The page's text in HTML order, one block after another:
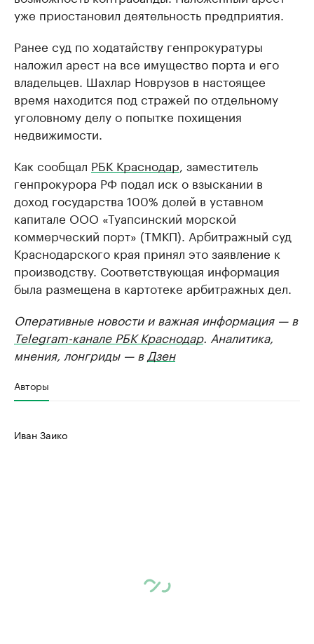
уже приостановил деятельность предприятия.
Ранее суд по ходатайству генпрокуратуры
наложил арест на все имущество порта и его
владельцев. Шахлар Новрузов в настоящее
время находится под стражей по отдельному
уголовному делу о попытке похищения
недвижимости.
Как сообщал РБК Краснодар , заместитель
генпрокурора РФ подал иск о взыскании в
доход государства 100% долей в уставном
капитале ООО «Туапсинский морской
коммерческий порт» (ТМКП). Арбитражный суд
Краснодарского края принял это заявление к
производству. Соответствующая информация
была размещена в картотеке арбитражных дел.
Оперативные новости и важная информация — в
Telegram-канале РБК Краснодар. Аналитика,
мнения, лонгриды — в Дзен
Авторы
Иван Заико